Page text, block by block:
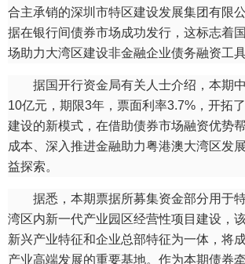
合主承销的深圳市特区建设发展集团有限
据在银行间债券市场成功发行，这标志着
场助力大湾区建设非金融企业债务融资工具
据国开行资金局有关人士介绍，本期中
10亿元，期限3年，票面利率3.7%，开拓
建设的新模式，在借助债券市场融资优势
成本、深入推进金融助力粤港澳大湾区发
益探索。
据悉，本期票据所募集资金部分用于特
湾区内新一代产业园区经营性项目建设，
新兴产业特征和企业总部特征为一体，将
产业高端发展的重要基地。作为本期债券